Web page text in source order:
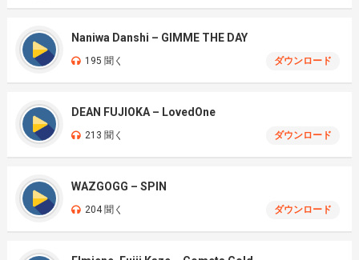
Naniwa Danshi – GIMME THE DAY
195 聞く ダウンロード
DEAN FUJIOKA – LovedOne
213 聞く ダウンロード
WAZGOGG – SPIN
204 聞く ダウンロード